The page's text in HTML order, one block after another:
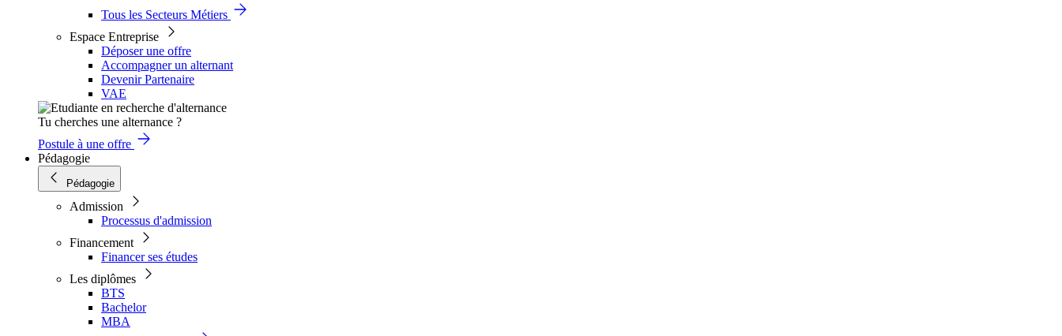
Tous les Secteurs Métiers
Espace Entreprise
Déposer une offre
Accompagner un alternant
Devenir Partenaire
VAE
Tu cherches une alternance ?
Postule à une offre
Pédagogie
Pédagogie
Admission
Processus d'admission
Financement
Financer ses études
Les diplômes
BTS
Bachelor
MBA